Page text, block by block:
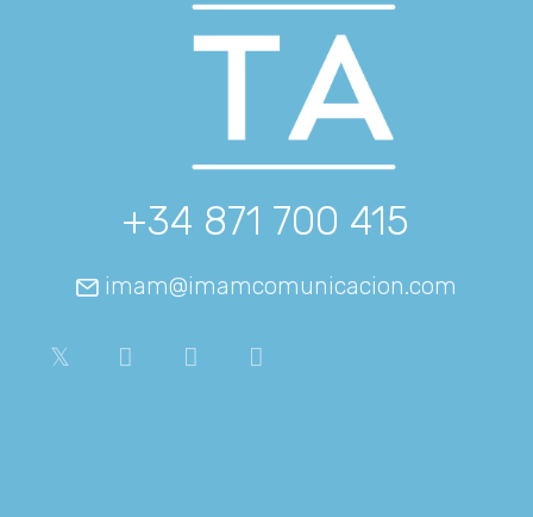
+34 871 700 415
imam@imamcomunicacion.com